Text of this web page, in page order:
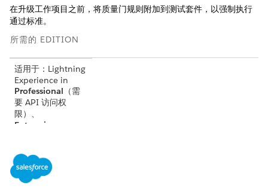
在升级工作项目之前，将质量门规则附加到测试套件，以强制执行
通过标准。
所需的 EDITION
适用于：Lightning
Experience in
Professional （需
要 API 访问权
限）、
Enterprise
Developer
不适用于：